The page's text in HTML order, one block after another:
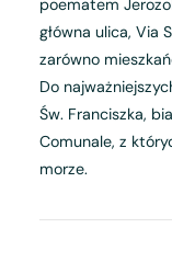
poematem
główna ulica, Via
zarówno
Do
Św. Franciszka,
Comunale, z
morze.